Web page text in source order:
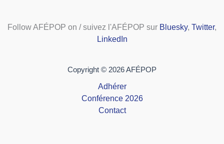
Follow AFÉPOP on / suivez l'AFÉPOP sur Bluesky, Twitter,
LinkedIn
Copyright © 2026 AFÉPOP
Adhérer
Conférence 2026
Contact